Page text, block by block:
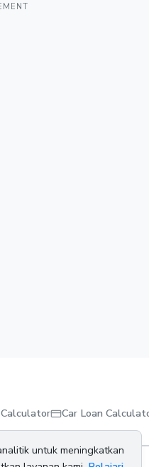
Car Loan
untuk meningkatkan